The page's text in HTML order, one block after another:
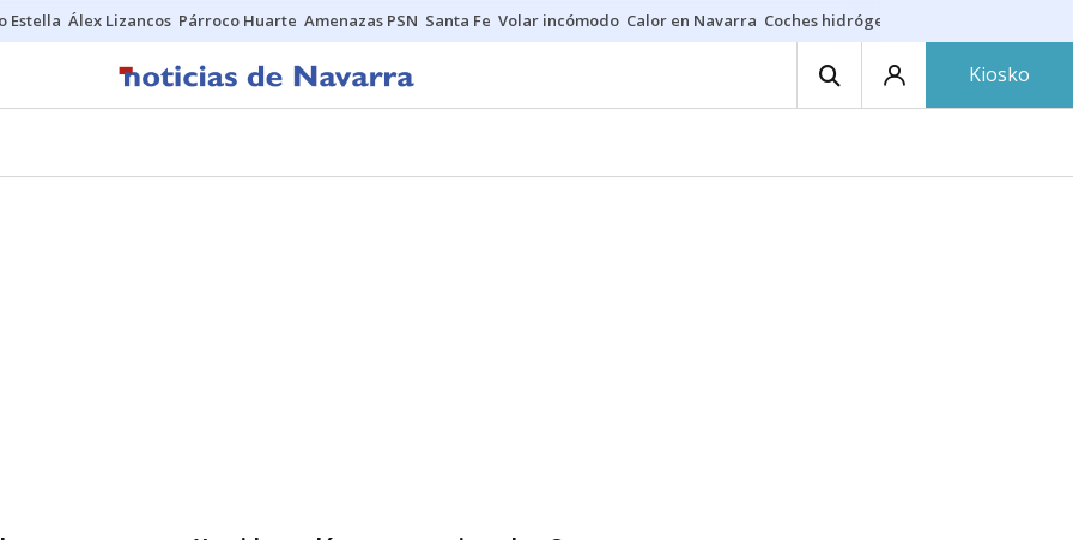
Estella Álex Lizancos Párroco Huarte Amenazas PSN Santa Fe Volar incómodo Calor en Navarra Coches hidrógeno
Kiosko